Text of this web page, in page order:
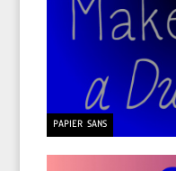
PAPIER SANS